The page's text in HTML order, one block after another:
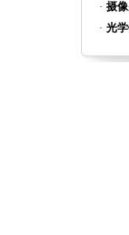
· 摄
· 光